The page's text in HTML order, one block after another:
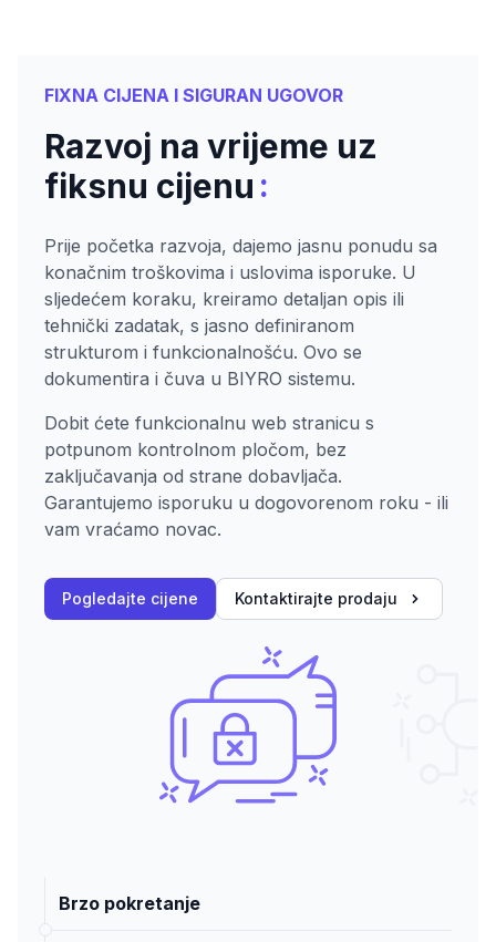
FIXNA CIJENA I SIGURAN UGOVOR
Razvoj na vrijeme uz
fiksnu cijenu :
Prije početka razvoja, dajemo jasnu ponudu sa
konačnim troškovima i uslovima isporuke. U
sljedećem koraku, kreiramo detaljan opis ili
tehnički zadatak, s jasno definiranom
strukturom i funkcionalnošću. Ovo se
dokumentira i čuva u BIYRO sistemu.
Dobit ćete funkcionalnu web stranicu s
potpunom kontrolnom pločom, bez
zaključavanja od strane dobavljača.
Garantujemo isporuku u dogovorenom roku - ili
vam vraćamo novac.
Pogledajte cijene Kontaktirajte prodaju
Brzo pokretanje